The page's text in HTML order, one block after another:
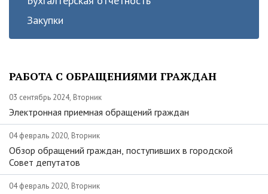
Закупки
РАБОТА С ОБРАЩЕНИЯМИ ГРАЖДАН
03 сентябрь 2024, Вторник
Электронная приемная обращений граждан
04 февраль 2020, Вторник
Обзор обращений граждан, поступивших в городской
Совет депутатов
04 февраль 2020, Вторник